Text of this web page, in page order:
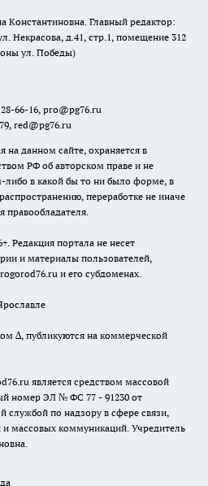
Константиновна. Главный редактор:
Некрасова, д.41, стр.1, помещение 312
ул. Победы)
66-16, pro@pg76.ru
, red@pg76.ru
данном сайте, охраняется в
РФ об авторском праве и не
в какой бы то ни было форме, в
переработке не иначе
правообладателя.
Редакция портала не несет
и материалы пользователей,
и его субдоменах.
∆, публикуются на коммерческой
является средством массовой
номер ЭЛ № ФС 77 - 91230 от
службой по надзору в сфере связи,
массовых коммуникаций. Учредитель